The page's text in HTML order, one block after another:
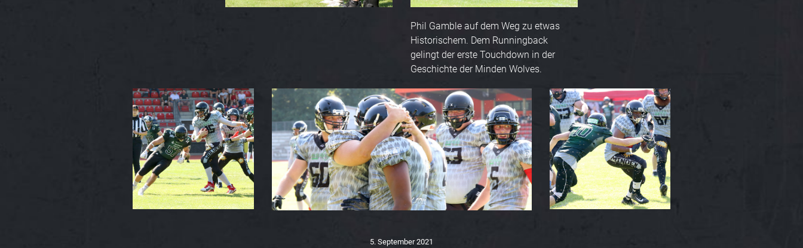
Phil Gamble auf dem Weg zu etwas
Historischem. Dem Runningback
gelingt der erste Touchdown in der
Geschichte der Minden Wolves.
5. September 2021